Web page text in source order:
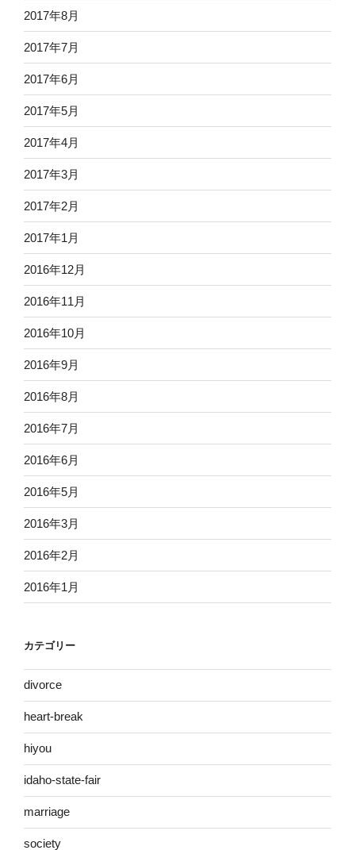
2017年8月
2017年7月
2017年6月
2017年5月
2017年4月
2017年3月
2017年2月
2017年1月
2016年12月
2016年11月
2016年10月
2016年9月
2016年8月
2016年7月
2016年6月
2016年5月
2016年3月
2016年2月
2016年1月
カテゴリー
divorce
heart-break
hiyou
idaho-state-fair
marriage
society